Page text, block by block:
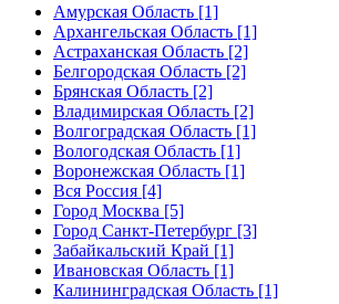
Амурская Область [1]
Архангельская Область [1]
Астраханская Область [2]
Белгородская Область [2]
Брянская Область [2]
Владимирская Область [2]
Волгоградская Область [1]
Вологодская Область [1]
Воронежская Область [1]
Вся Россия [4]
Город Москва [5]
Город Санкт-Петербург [3]
Забайкальский Край [1]
Ивановская Область [1]
Калининградская Область [1]